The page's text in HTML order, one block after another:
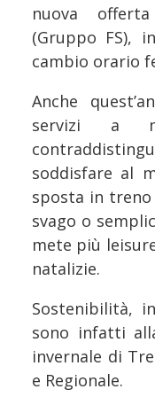
nuova
(Gruppo FS),
cambio orario
Anche
servizi a
soddisfare al
sposta in
svago o
mete più
natalizie.
Sostenibilità,
sono infatti
invernale di
e Regionale.